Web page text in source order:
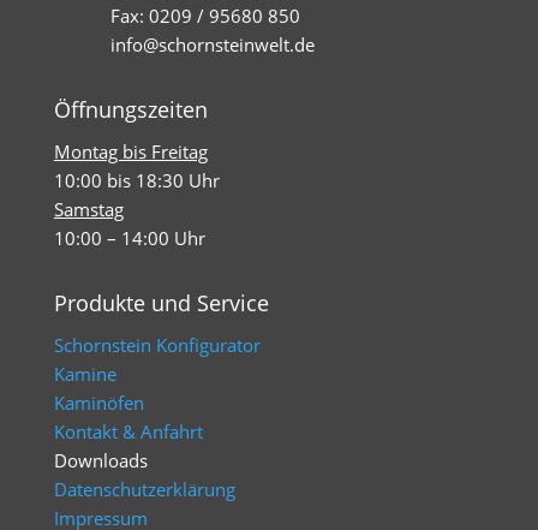
Fax: 0209 / 95680 850
info@schornsteinwelt.de
Öffnungszeiten
Montag bis Freitag
10:00 bis 18:30 Uhr
Samstag
10:00 – 14:00 Uhr
Produkte und Service
Schornstein Konfigurator
Kamine
Kaminöfen
Kontakt & Anfahrt
Downloads
Datenschutzerklärung
Impressum